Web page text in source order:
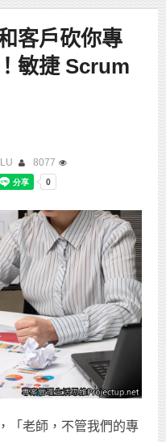
客戶砍你專
敏捷 Scrum
8077
「老師，不管我們的專